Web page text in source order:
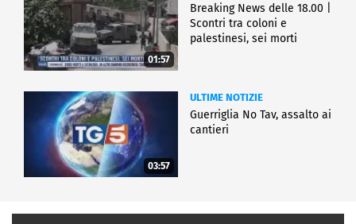
01:57
Breaking News delle 18.00 |
Scontri tra coloni e
palestinesi, sei morti
03:57
ULTIME NOTIZIE
Guerriglia No Tav, assalto ai
cantieri